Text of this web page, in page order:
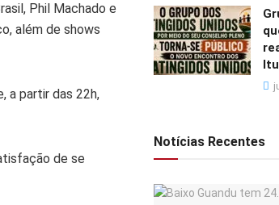
Phil Machado e
além de shows
a partir das 22h,
de se
Notícias Recentes